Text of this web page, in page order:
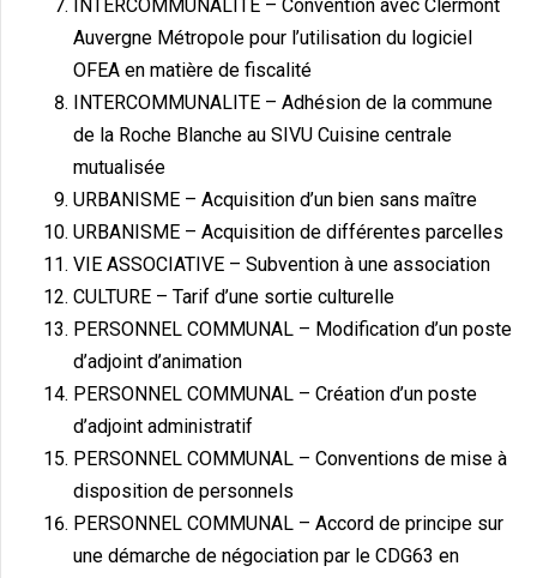
INTERCOMMUNALITE – Convention avec Clermont
Auvergne Métropole pour l’utilisation du logiciel
OFEA en matière de fiscalité
INTERCOMMUNALITE – Adhésion de la commune
de la Roche Blanche au SIVU Cuisine centrale
mutualisée
URBANISME – Acquisition d’un bien sans maître
URBANISME – Acquisition de différentes parcelles
VIE ASSOCIATIVE – Subvention à une association
CULTURE – Tarif d’une sortie culturelle
PERSONNEL COMMUNAL – Modification d’un poste
d’adjoint d’animation
PERSONNEL COMMUNAL – Création d’un poste
d’adjoint administratif
PERSONNEL COMMUNAL – Conventions de mise à
disposition de personnels
PERSONNEL COMMUNAL – Accord de principe sur
une démarche de négociation par le CDG63 en